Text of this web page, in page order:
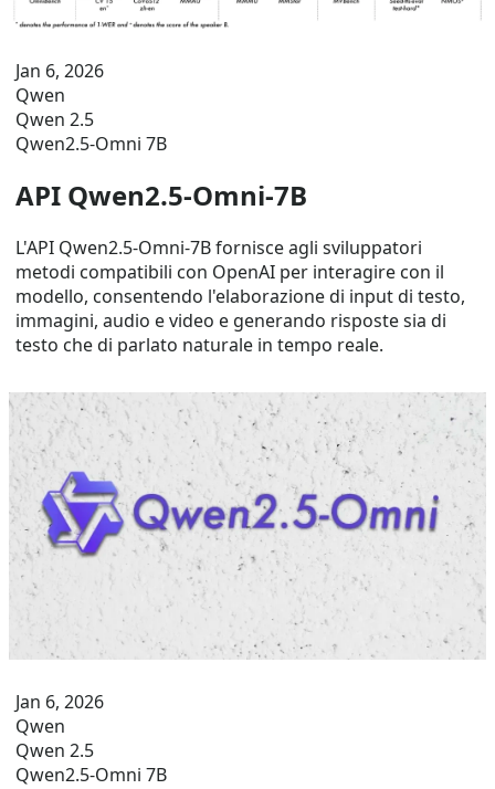
Jan 6, 2026
Qwen
Qwen 2.5
Qwen2.5-Omni 7B
API Qwen2.5-Omni-7B
L'API Qwen2.5-Omni-7B fornisce agli sviluppatori
metodi compatibili con OpenAI per interagire con il
modello, consentendo l'elaborazione di input di testo,
immagini, audio e video e generando risposte sia di
testo che di parlato naturale in tempo reale.
Jan 6, 2026
Qwen
Qwen 2.5
Qwen2.5-Omni 7B